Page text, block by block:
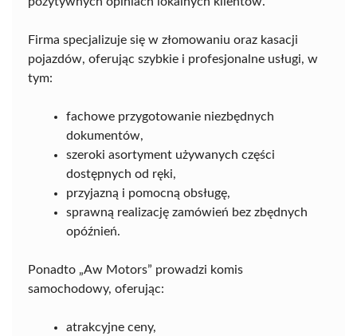
Firma specjalizuje się w złomowaniu oraz kasacji
pojazdów, oferując szybkie i profesjonalne usługi, w
tym:
fachowe przygotowanie niezbędnych
dokumentów,
szeroki asortyment używanych części
dostępnych od ręki,
przyjazną i pomocną obsługę,
sprawną realizację zamówień bez zbędnych
opóźnień.
Ponadto „Aw Motors” prowadzi komis
samochodowy, oferując:
atrakcyjne ceny,